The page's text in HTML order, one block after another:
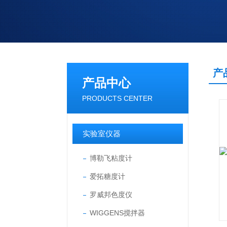
产品中心
PRODUCTS CENTER
实验室仪器
博勒飞粘度计
爱拓糖度计
罗威邦色度仪
WIGGENS搅拌器
产